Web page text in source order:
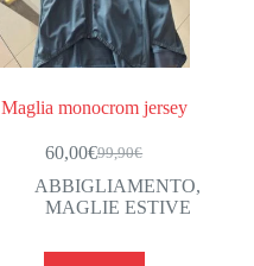
Maglia monocrom jersey
99,90€
Il
prezzo
originale
99,90€.
60,00€Il
prezzo
attuale
60,00€.
ABBIGLIAMENTO,
MAGLIE ESTIVE